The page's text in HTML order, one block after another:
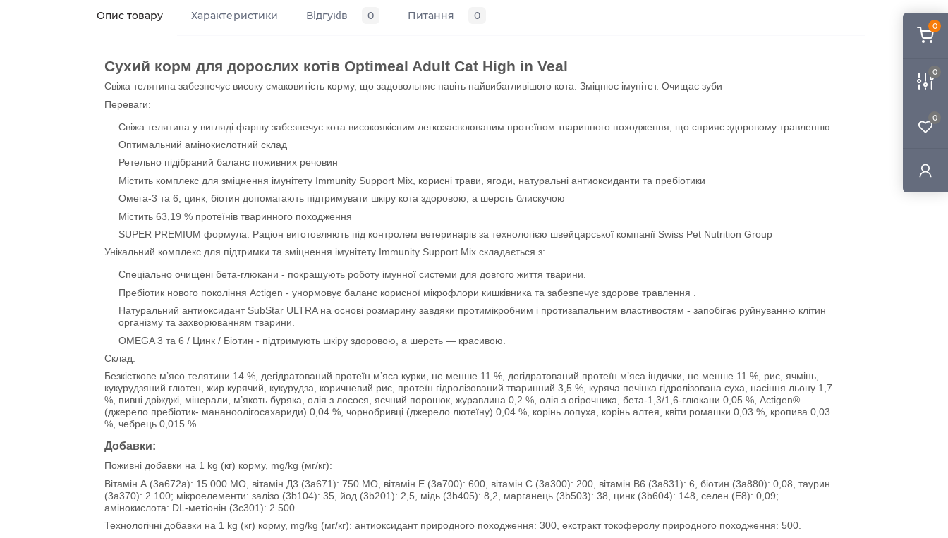
0
0
0
Опис товару Характеристики Відгуків 0 Питання 0
Сухий корм для дорослих котів Optimeal Adult Cat High in Veal
Свіжа телятина забезпечує високу смаковитість корму, що задовольняє навіть найвибагливішого кота. Зміцнює імунітет. Очищає зуби
Переваги:
Свіжа телятина у вигляді фаршу забезпечує кота високоякісним легкозасвоюваним протеїном тваринного походження, що сприяє здоровому травленню
Оптимальний амінокислотний склад
Ретельно підібраний баланс поживних речовин
Містить комплекс для зміцнення імунітету Immunity Support Mix, корисні трави, ягоди, натуральні антиоксиданти та пребіотики
Омега-3 та 6, цинк, біотин допомагають підтримувати шкіру кота здоровою, а шерсть блискучою
Містить 63,19 % протеїнів тваринного походження
SUPER PREMIUM формула. Раціон виготовляють під контролем ветеринарів за технологією швейцарської компанії Swiss Pet Nutrition Group
Унікальний комплекс для підтримки та зміцнення імунітету Immunity Support Mix складається з:
Спеціально очищені бета-глюкани - покращують роботу імунної системи для довгого життя тварини.
Пребіотик нового покоління Actigen - унормовує баланс корисної мікрофлори кишківника та забезпечує здорове травлення .
Натуральний антиоксидант SubStar ULTRA на основі розмарину завдяки протимікробним і протизапальним властивостям - запобігає руйнуванню клітин
організму та захворюванням тварини.
OMEGA 3 та 6 / Цинк / Біотин - підтримують шкіру здоровою, а шерсть — красивою.
Склад:
Безкісткове м’ясо телятини 14 %, дегідратований протеїн м’яса курки, не менше 11 %, дегідратований протеїн м’яса індички, не менше 11 %, рис, ячмінь,
кукурудзяний глютен, жир курячий, кукурудза, коричневий рис, протеїн гідролізований тваринний 3,5 %, куряча печінка гідролізована суха, насіння льону 1,7
%, пивні дріжджі, мінерали, м’якоть буряка, олія з лосося, яєчний порошок, журавлина 0,2 %, олія з огірочника, бета-1,3/1,6-глюкани 0,05 %, Actigen®
(джерело пребіотик- мананоолігосахариди) 0,04 %, чорнобривці (джерело лютеїну) 0,04 %, корінь лопуха, корінь алтея, квіти ромашки 0,03 %, кропива 0,03
%, чебрець 0,015 %.
Добавки:
Поживні добавки на 1 kg (кг) корму, mg/kg (мг/кг):
Вітамін А (3a672a): 15 000 МО, вітамін Д3 (3a671): 750 МО, вітамін Е (3a700): 600, вітамін С (3a300): 200, вітамін B6 (3a831): 6, біотин (3a880): 0,08, таурин
(3a370): 2 100; мікроелементи: залізо (3b104): 35, йод (3b201): 2,5, мідь (3b405): 8,2, марганець (3b503): 38, цинк (3b604): 148, селен (E8): 0,09;
амінокислота: DL-метіонін (3с301): 2 500.
Технологічні добавки на 1 kg (кг) корму, mg/kg (мг/кг): антиоксидант природного походження: 300, екстракт токоферолу природного походження: 500.